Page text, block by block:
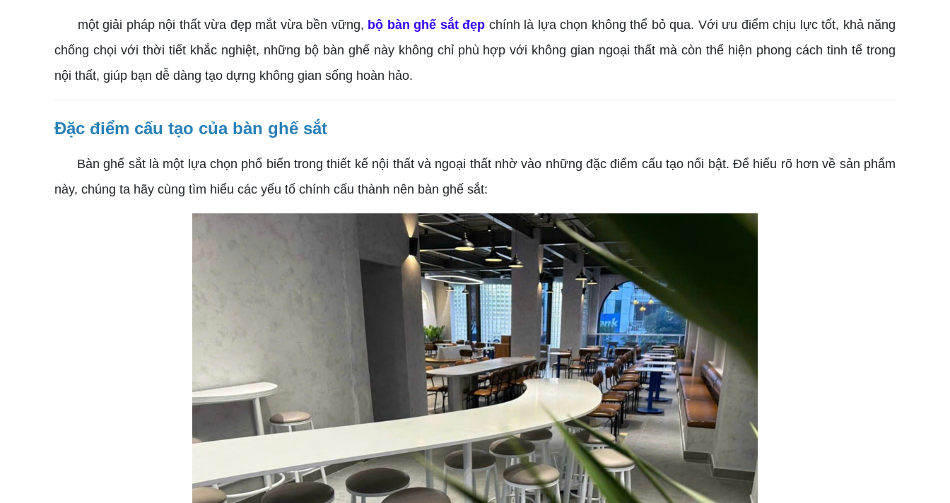
một giải pháp nội thất vừa đẹp mắt vừa bền vững, bộ bàn ghế sắt đẹp chính là lựa chọn không thể bỏ qua. Với ưu điểm chịu lực tốt, khả năng
chống chọi với thời tiết khắc nghiệt, những bộ bàn ghế này không chỉ phù hợp với không gian ngoại thất mà còn thể hiện phong cách tinh tế trong
nội thất, giúp bạn dễ dàng tạo dựng không gian sống hoàn hảo.
Đặc điểm cấu tạo của bàn ghế sắt
Bàn ghế sắt là một lựa chọn phổ biến trong thiết kế nội thất và ngoại thất nhờ vào những đặc điểm cấu tạo nổi bật. Để hiểu rõ hơn về sản phẩm
này, chúng ta hãy cùng tìm hiểu các yếu tố chính cấu thành nên bàn ghế sắt: